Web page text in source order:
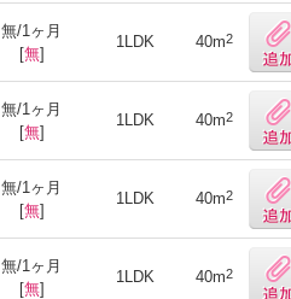
無/1ヶ月
[無]
1LDK 40m2
無/1ヶ月
[無]
1LDK 40m2
無/1ヶ月
[無]
1LDK 40m2
無/1ヶ月
[無]
1LDK 40m2